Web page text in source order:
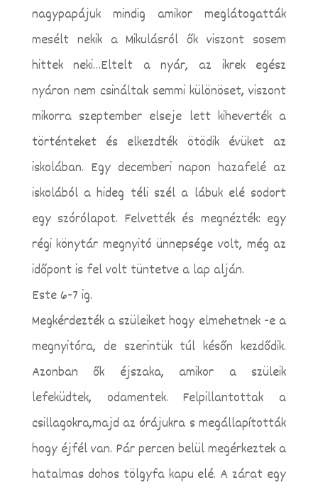
nagypapájuk mindig amikor meglátogatták
mesélt nekik a Mikulásról ők viszont sosem
hittek neki…Eltelt a nyár, az ikrek egész
nyáron nem csináltak semmi különöset, viszont
mikorra szeptember elseje lett kiheverték a
történteket és elkezdték ötödik évüket az
iskolában. Egy decemberi napon hazafelé az
iskolából a hideg téli szél a lábuk elé sodort
egy szórólapot. Felvették és megnézték: egy
régi könytár megnyitó ünnepsége volt, még az
időpont is fel volt tüntetve a lap alján.
Este 6-7 ig.
Megkérdezték a szüleiket hogy elmehetnek -e a
megnyitóra, de szerintük túl későn kezdődik.
Azonban ők éjszaka, amikor a szüleik
lefeküdtek, odamentek. Felpillantottak a
csillagokra,majd az órájukra s megállapították
hogy éjfél van. Pár percen belül megérkeztek a
hatalmas dohos tölgyfa kapu elé. A zárat egy